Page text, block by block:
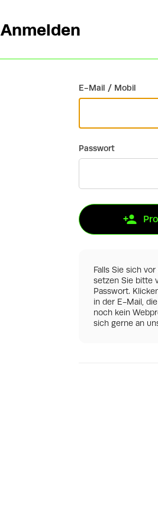
Zurück
Anmelden
E-Mail / Mobil
Passwort
Falls Sie sich
setzen Sie bitte
Passwort.
in der E-Mail,
noch kein
sich gerne an